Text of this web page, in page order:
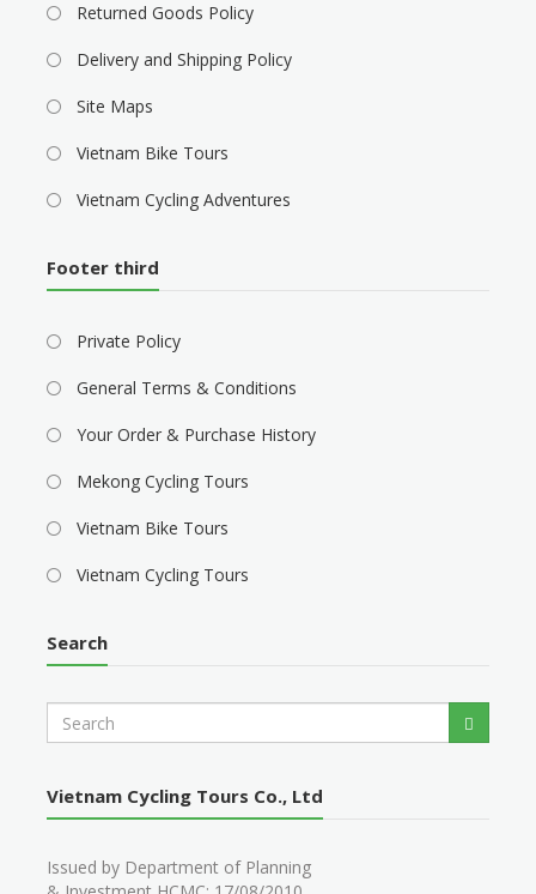
Returned Goods Policy
Delivery and Shipping Policy
Site Maps
Vietnam Bike Tours
Vietnam Cycling Adventures
Footer third
Private Policy
General Terms & Conditions
Your Order & Purchase History
Mekong Cycling Tours
Vietnam Bike Tours
Vietnam Cycling Tours
Search
e
c
Search
Vietnam Cycling Tours Co., Ltd
Issued by Department of Planning